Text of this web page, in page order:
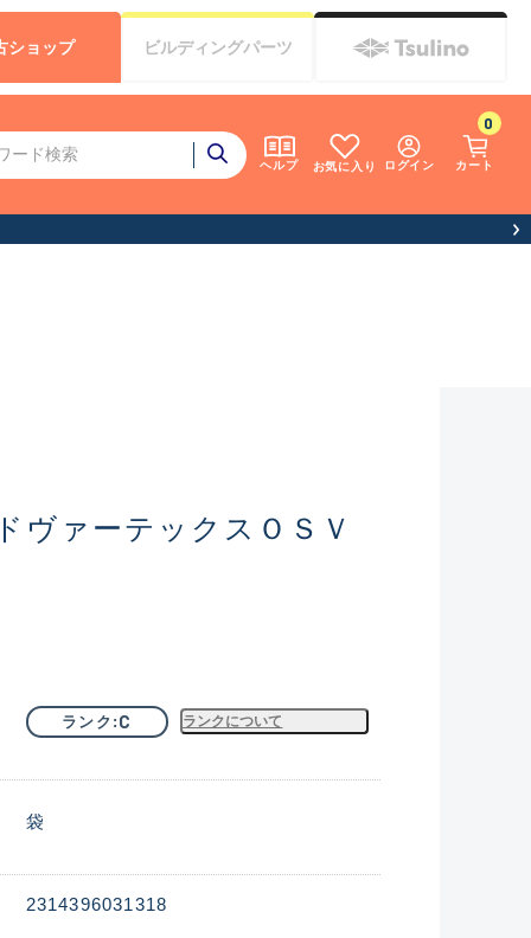
ヘルプ お気に入り ログイン カート
0
ショップ ビルディングパーツ
ヴァーテックスＯＳＶ
ランク C ランクについて
袋
2314396031318